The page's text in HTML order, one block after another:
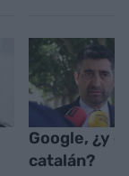
Google, ¿y el
catalán?